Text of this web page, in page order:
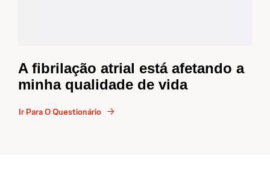
A fibrilação atrial está afetando a
minha qualidade de vida
Ir Para O Questionário